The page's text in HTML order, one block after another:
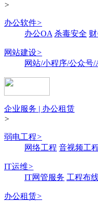
>
办公软件>
办公OA 杀毒安全
网站建设>
网站/小程序/公众号/
企业服务 | 办公租赁
>
弱电工程>
网络工程 音视频工
IT运维>
IT网管服务 工程布
办公租赁>